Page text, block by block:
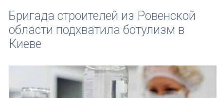
Бригада строителей из Ровенской
области подхватила ботулизм в
Киеве